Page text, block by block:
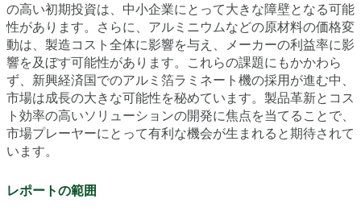
の高い初期投資は、中小企業にとって大きな障壁となる可能
性があります。さらに、アルミニウムなどの原材料の価格変
動は、製造コスト全体に影響を与え、メーカーの利益率に影
響を及ぼす可能性があります。これらの課題にもかかわら
ず、新興経済国でのアルミ箔ラミネート機の採用が進む中、
市場は成長の大きな可能性を秘めています。製品革新とコス
ト効率の高いソリューションの開発に焦点を当てることで、
市場プレーヤーにとって有利な機会が生まれると期待されて
います。
レポートの範囲